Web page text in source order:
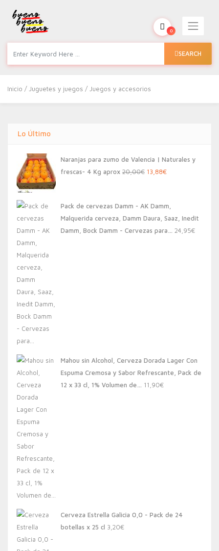
SEARCH
0
Inicio /Juguetes y juegos / Juegos y accesorios
Lo Último
Naranjas para zumo de Valencia | Naturales y
frescas- 4 Kg aprox 20,00€ El
era:
20,00€.
13,88€El
es:
13,88€.
Pack de cervezas Damm - AK Damm,
Malquerida cerveza, Damm Daura, Saaz, Inedit
Damm, Bock Damm - Cervezas para… 24,95€
Mahou sin Alcohol, Cerveza Dorada Lager Con
Espuma Cremosa y Sabor Refrescante, Pack de
12 x 33 cl, 1% Volumen de… 11,90€
Cerveza Estrella Galicia 0,0 - Pack de 24
botellas x 25 cl 3,20€